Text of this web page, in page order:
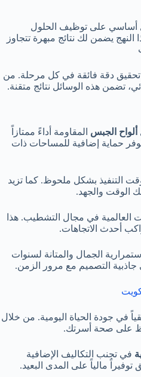
أساسي على توظيف الحلول
النهج يضمن لك نتائج مبهرة تتجاوز
تحقيق دقة فائقة في كل مرحلة. من
تضمن هذه الوسائل نتائج متقنة.
ألواح الجبس المقاومة أداءً ممتازاً
حماية إضافية للمساحات ذات
التنفيذ بشكل ملحوظ. كما تزيد
لك الوقت والجهد.
العالمية في مجال التشطيب. هذا
أحدث الاتجاهات.
استمرارية الجمال والمتانة لسنوات
التصميم مع مرور الزمن.
في جودة الحياة اليومية. من خلال
على صحة أسرتك.
في تجنب التكاليف الإضافية
توفيراً مالياً على المدى البعيد.